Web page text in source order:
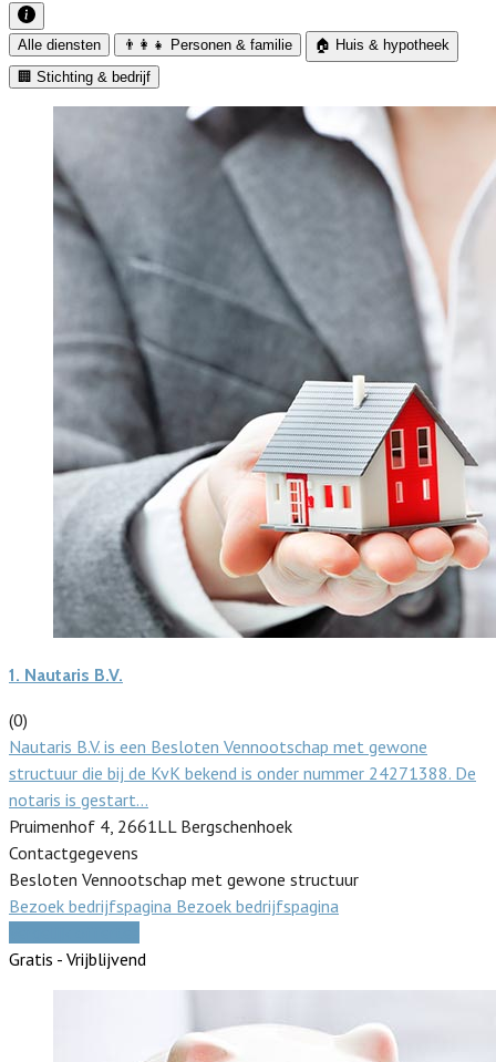
Alle diensten 👨‍👩‍👧 Personen & familie
🏠 Huis & hypotheek
🏢 Stichting & bedrijf
1. Nautaris B.V.
(0)
Nautaris B.V. is een Besloten Vennootschap met gewone
structuur die bij de KvK bekend is onder nummer 24271388. De
notaris is gestart…
Pruimenhof 4, 2661LL Bergschenhoek
Contactgegevens
Besloten Vennootschap met gewone structuur
Bezoek bedrijfspagina Bezoek bedrijfspagina
Gratis - Vrijblijvend